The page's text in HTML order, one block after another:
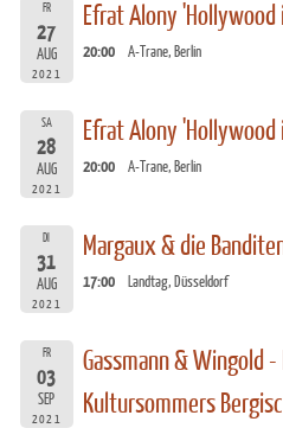
FR
27
AUG
2021
Efrat Alony
20:00 A-Trane, Berlin
SA
28
AUG
2021
Efrat Alony
20:00 A-Trane, Berlin
DI
31
AUG
2021
Margaux & die
17:00 Landtag, Düsseldorf
FR
03
SEP
2021
Gassmann & Wingold
Kultursommers